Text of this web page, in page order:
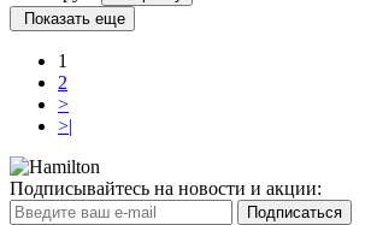
Показать еще
1
2
>
>|
Подписывайтесь на новости и акции:
Подписаться